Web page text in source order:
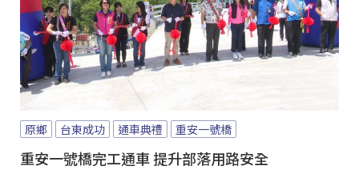
原鄉 台東成功 通車典禮 重安一號橋
重安一號橋完工通車 提升部落用路安全